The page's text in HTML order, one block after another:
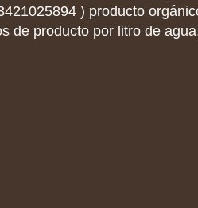
) producto
de producto por litro de